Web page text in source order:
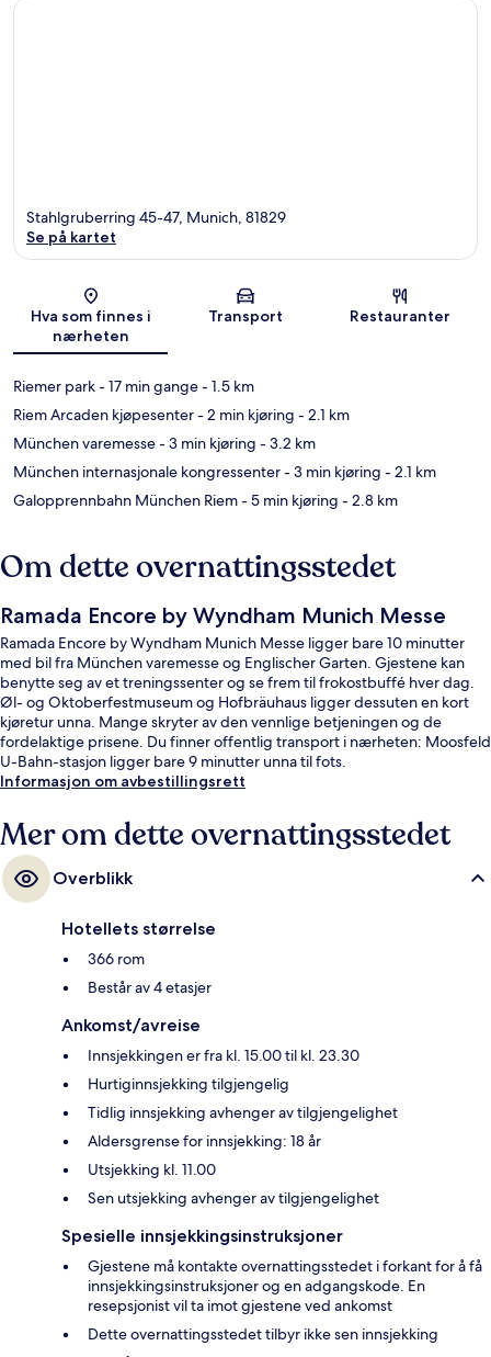
Kart
Stahlgruberring 45-47, Munich, 81829
Se på kartet
Hva som finnes i
nærheten
Transport Restauranter
Riemer park- 17 min gange- 1.5 km
Riem Arcaden kjøpesenter- 2 min kjøring - 2.1 km
München varemesse- 3 min kjøring - 3.2 km
München internasjonale kongressenter- 3 min kjøring - 2.1 km
Galopprennbahn München Riem- 5 min kjøring - 2.8 km
Om dette overnattingsstedet
Ramada Encore by Wyndham Munich Messe
Ramada Encore by Wyndham Munich Messe ligger bare 10 minutter
med bil fra München varemesse og Englischer Garten. Gjestene kan
benytte seg av et treningssenter og se frem til frokostbuffé hver dag.
Øl- og Oktoberfestmuseum og Hofbräuhaus ligger dessuten en kort
kjøretur unna. Mange skryter av den vennlige betjeningen og de
fordelaktige prisene. Du finner offentlig transport i nærheten: Moosfeld
U-Bahn-stasjon ligger bare 9 minutter unna til fots.
Informasjon om avbestillingsrett
Mer om dette overnattingsstedet
Overblikk
Hotellets størrelse
366 rom
Består av 4 etasjer
Ankomst/avreise
Innsjekkingen er fra kl. 15.00 til kl. 23.30
Hurtiginnsjekking tilgjengelig
Tidlig innsjekking avhenger av tilgjengelighet
Aldersgrense for innsjekking: 18 år
Utsjekking kl. 11.00
Sen utsjekking avhenger av tilgjengelighet
Spesielle innsjekkingsinstruksjoner
Gjestene må kontakte overnattingsstedet i forkant for å få
innsjekkingsinstruksjoner og en adgangskode. En
resepsjonist vil ta imot gjestene ved ankomst
Dette overnattingsstedet tilbyr ikke sen innsjekking